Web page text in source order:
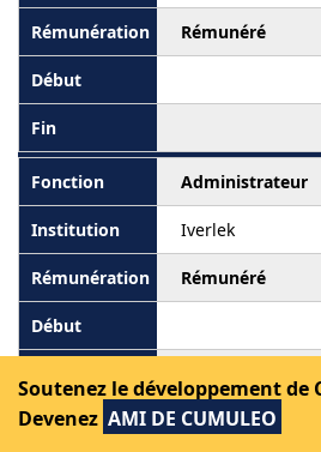
Rémunéré
Administrateur
Iverlek
Rémunéré
Membre du
Soutenez le développement de
Devenez AMI DE CUMULEO